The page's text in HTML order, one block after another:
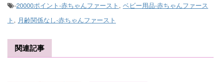
-20000ポイント-赤ちゃんファースト , ベビー用品-赤ちゃんファース
ト , 月齢関係なし-赤ちゃんファースト
関連記事